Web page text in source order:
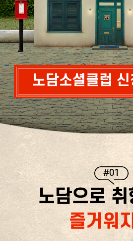
노담소셜클럽 신
#01
노담으로
즐거워